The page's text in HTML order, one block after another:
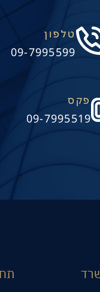
טלפון
09-7995599
פקס
09-7995519